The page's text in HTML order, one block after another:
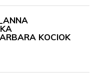
KOCIOK